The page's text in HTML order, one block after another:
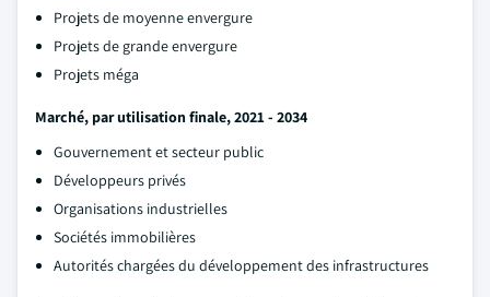
Projets de moyenne envergure
Projets de grande envergure
Projets méga
Marché, par utilisation finale, 2021 - 2034
Gouvernement et secteur public
Développeurs privés
Organisations industrielles
Sociétés immobilières
Autorités chargées du développement des infrastructures